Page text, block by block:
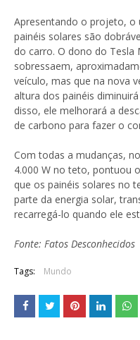
Apresentando o projeto, o
painéis solares são
do carro. O dono do Tesla
sobressaem,
veículo, mas que na nova
altura dos painéis
disso, ele melhorará a
de carbono para fazer o
Com todas a mudanças,
4.000 W no teto, pontuou
que os painéis solares no
parte da energia solar,
recarregá-lo quando ele
Fonte: Fatos Desconhecidos
Tags: Mundo